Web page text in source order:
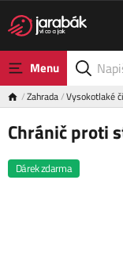
Menu
Zahrada Vysokotlaké
Chránič proti
Dárek zdarma